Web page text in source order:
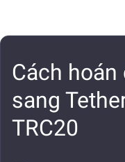
Cách hoán
sang
TRC20